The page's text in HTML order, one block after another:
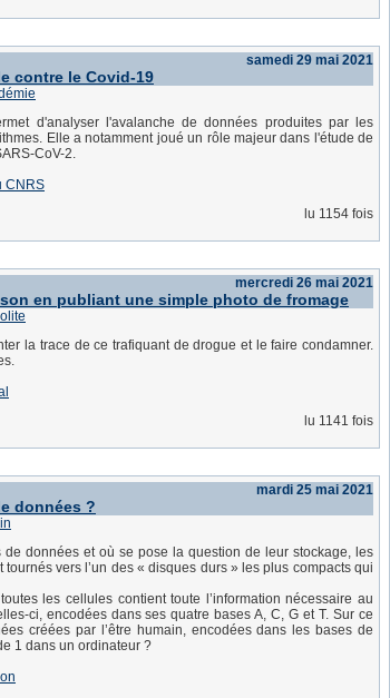
samedi 29 mai 2021
contre le Covid-19
d'analyser l'avalanche de données produites par les
Elle a notamment joué un rôle majeur dans l'étude de
CoV-2.
CNRS
lu 1154 fois
mercredi 26 mai 2021
en publiant une simple photo de fromage
la trace de ce trafiquant de drogue et le faire condamner.
lu 1141 fois
mardi 25 mai 2021
données ?
données et où se pose la question de leur stockage, les
vers l’un des « disques durs » les plus compacts qui
les cellules contient toute l’information nécessaire au
ci, encodées dans ses quatre bases A, C, G et T. Sur ce
créées par l’être humain, encodées dans les bases de
1 dans un ordinateur ?